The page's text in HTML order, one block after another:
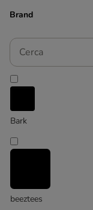
Giochi da mordere
Giochi in gomma
Giochi in nylon
Giochi per cani grandi
Giochi Chuckit!
Giochi Trixie
Brand
Cerca
Bark
beeztees